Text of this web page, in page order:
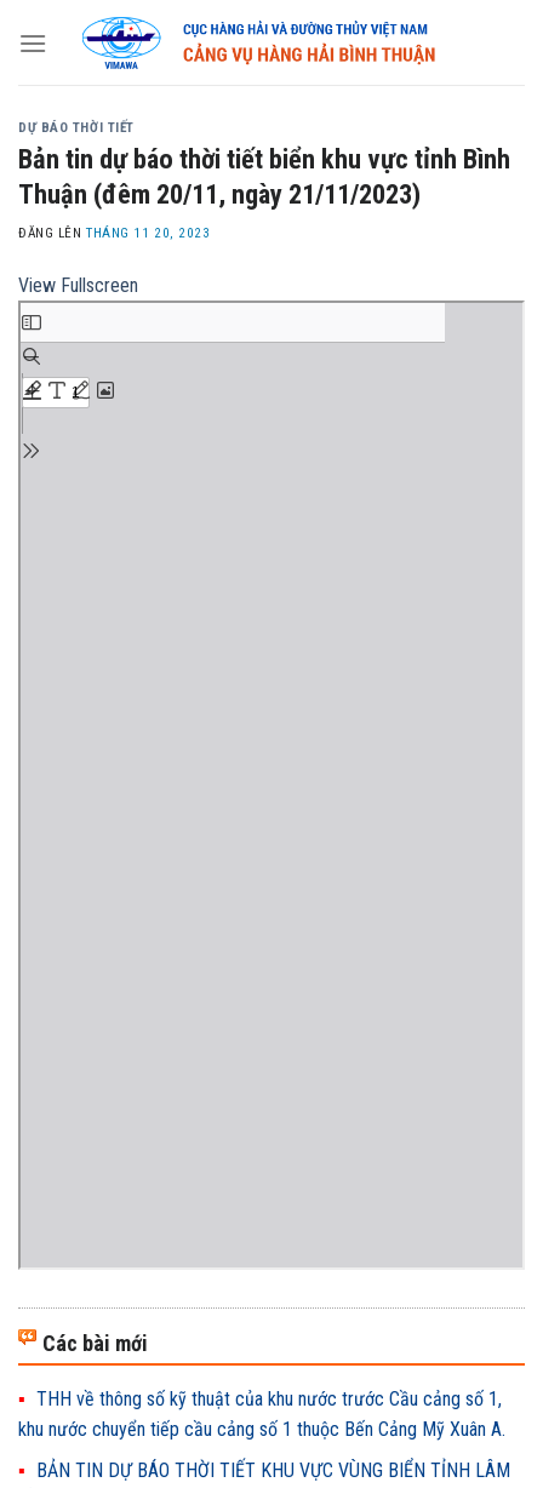
DỰ BÁO THỜI TIẾT
Bản tin dự báo thời tiết biển khu vực tỉnh Bình
Thuận (đêm 20/11, ngày 21/11/2023)
ĐĂNG LÊNTHÁNG 11 20, 2023
View Fullscreen
Các bài mới
THH về thông số kỹ thuật của khu nước trước Cầu cảng số 1,
khu nước chuyển tiếp cầu cảng số 1 thuộc Bến Cảng Mỹ Xuân A.
BẢN TIN DỰ BÁO THỜI TIẾT KHU VỰC VÙNG BIỂN TỈNH LÂM